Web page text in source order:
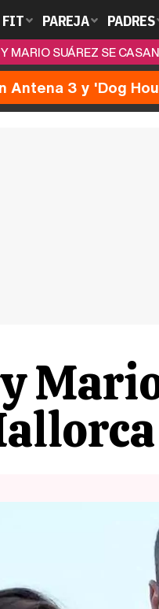
FIT PAREJA PADRES
MARIO SUÁREZ SE
Antena 3 y 'Dog